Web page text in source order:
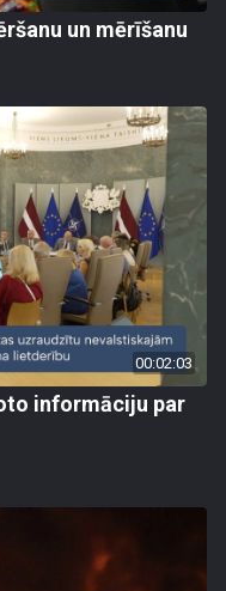
un mērīšanu
00:02:03
informāciju par